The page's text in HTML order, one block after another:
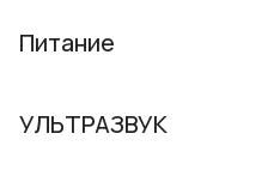
Питание
УЛЬТРАЗВУК